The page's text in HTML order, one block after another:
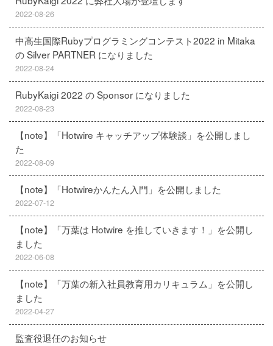
2022-08-26
中高生国際Rubyプログラミングコンテスト2022 in Mitaka
の Silver PARTNER になりました
2022-08-24
RubyKaigi 2022 の Sponsor になりました
2022-08-23
【note】「Hotwire キャッチアップ体験談」を公開しまし
た
2022-08-09
【note】「Hotwireかんたん入門」を公開しました
2022-07-12
【note】「万葉は Hotwire を推していきます！」を公開し
ました
2022-06-08
【note】「万葉の新入社員教育用カリキュラム」を公開し
ました
2022-04-27
監査役退任のお知らせ